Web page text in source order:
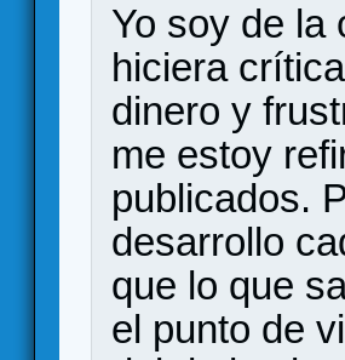
Yo soy de la
hiciera
dinero y
me estoy
publicados.
desarrollo
que lo que
el punto de